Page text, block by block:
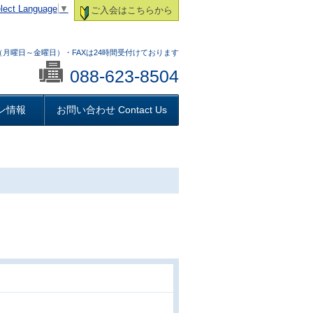
ご入会はこちらから
Language ▼
曜日～金曜日）・FAXは24時間受付けております
088-623-8504
情報 お問い合わせ Contact Us